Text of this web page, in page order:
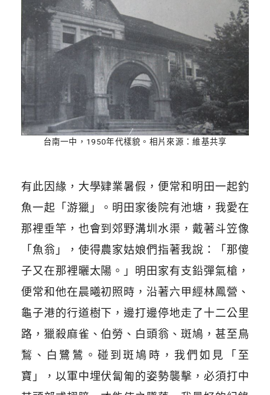
台南一中，1950年代樣貌。相片來源：維基共享
有此因緣，大學肄業暑假，便常和明田一起釣
魚一起「游獵」。明田家後院有池塘，我愛在
那裡垂竿，也會到郊野溝圳水渠，戴著斗笠像
「魚翁」，使得農家姑娘們指著我說：「那傻
子又在那裡曬太陽。」明田家有支鉛彈氣槍，
便常和他在晨曦初照時，沿著六甲經林鳳營、
龜子港的行道樹下，邊打邊停地走了十二公里
路，獵殺麻雀、伯勞、白頭翁、斑鳩，甚至鳥
鶖、白鷺鷥。碰到斑鳩時，我們如見「至
寶」，以軍中埋伏匐匍的姿勢襲擊，必須打中